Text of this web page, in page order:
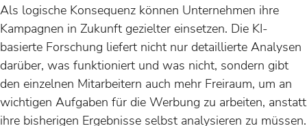
Als logische Konsequenz können Unternehmen ihre
Kampagnen in Zukunft gezielter einsetzen. Die KI-
basierte Forschung liefert nicht nur detaillierte Analysen
darüber, was funktioniert und was nicht, sondern gibt
den einzelnen Mitarbeitern auch mehr Freiraum, um an
wichtigen Aufgaben für die Werbung zu arbeiten, anstatt
ihre bisherigen Ergebnisse selbst analysieren zu müssen.